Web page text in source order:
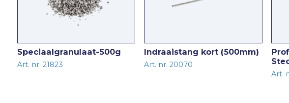
Speciaalgranulaat-500g
Art. nr. 21823
Indraaistang kort (500mm)
Art. nr. 20070
Art.